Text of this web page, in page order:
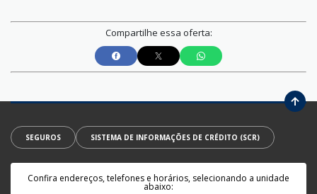
Compartilhe essa oferta:
SEGUROS SISTEMA DE INFORMAÇÕES DE CRÉDITO (SCR)
Confira endereços, telefones e horários, selecionando a unidade
abaixo: